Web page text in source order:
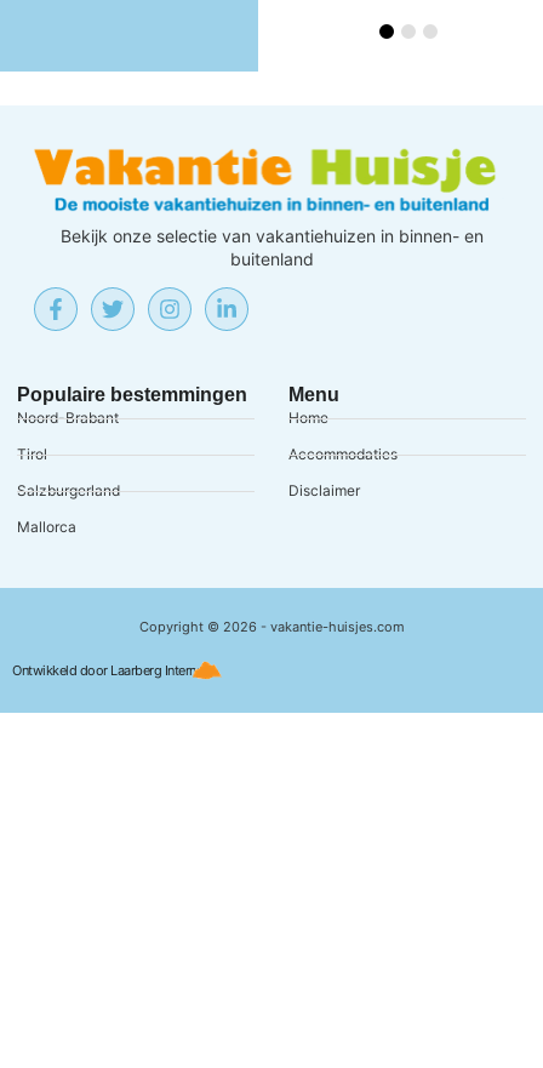
Bekijk onze selectie van vakantiehuizen in binnen- en
buitenland
Populaire bestemmingen
Noord-Brabant
Tirol
Salzburgerland
Mallorca
Menu
Home
Accommodaties
Disclaimer
Copyright © 2026 - vakantie-huisjes.com
Ontwikkeld door Laarberg Internet